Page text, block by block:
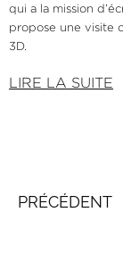
qui a la mission
propose une visite
3D.
LIRE LA SUITE
PRÉCÉDENT